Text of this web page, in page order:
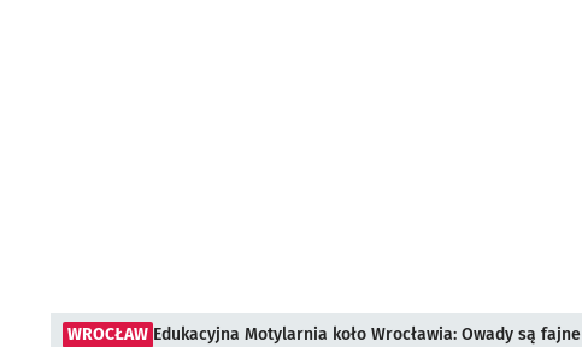
WROCŁAW Edukacyjna Motylarnia koło Wrocławia: Owady są fajne